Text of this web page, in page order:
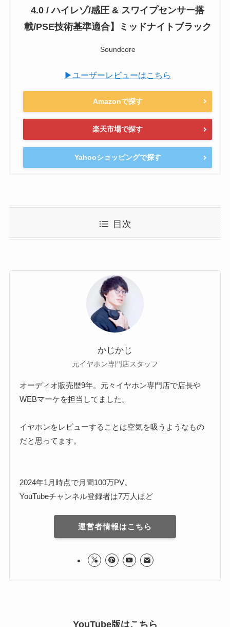
4.0 / ハイレゾ/感圧 & スワイプセンサー搭
載/PSE技術基準適合】ミッドナイトブラック
Soundcore
▶ユーザーレビューはこちら
Amazonで探す
楽天市場で探す
Yahooショッピングで探す
目次
かじかじ
元イヤホン専門店スタッフ
オーディオ販売歴9年。元々イヤホン専門店で店長や
WEBマーケを担当してました。
イヤホンをレビューすることは空気を吸うようなもの
だと思ってます。
2024年1月時点で月間100万PV。
YouTubeチャンネル登録者は7万人ほど
運営者情報はこちら
YouTube版はこちら